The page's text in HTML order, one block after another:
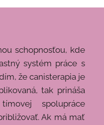
schopnosťou, kde
systém práce s
že canisterapia je
tak prináša
spolupráce
Ak má mať